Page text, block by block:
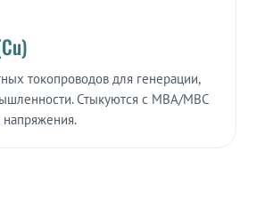
токопроводов для генерации,
Стыкуются с МВА/МВС
напряжения.